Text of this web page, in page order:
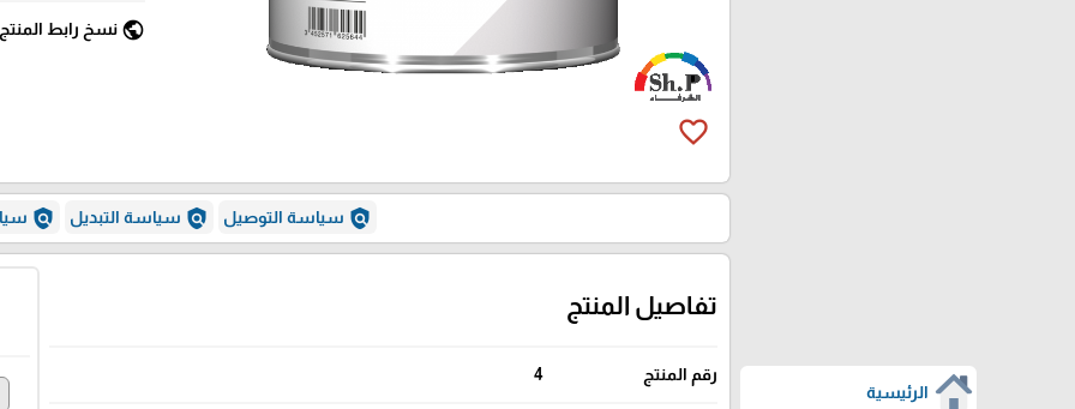
الرئيسية
favorite_border
public نسخ رابط المنتج
policy سياسة التوصيل policy سياسة التبديل policy
تفاصيل المنتج
رقم المنتج 4